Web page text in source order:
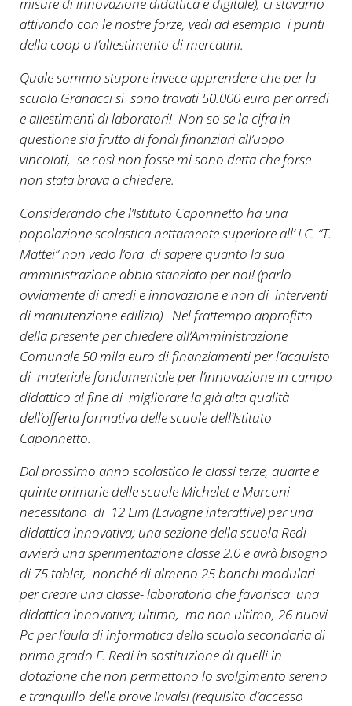
attivando con le nostre forze, vedi ad esempio i punti
della coop o l’allestimento di mercatini.
Quale sommo stupore invece apprendere che per la
scuola Granacci si sono trovati 50.000 euro per arredi
e allestimenti di laboratori! Non so se la cifra in
questione sia frutto di fondi finanziari all’uopo
vincolati, se così non fosse mi sono detta che forse
non stata brava a chiedere.
Considerando che l’Istituto Caponnetto ha una
popolazione scolastica nettamente superiore all’ I.C. “T.
Mattei” non vedo l’ora di sapere quanto la sua
amministrazione abbia stanziato per noi! (parlo
ovviamente di arredi e innovazione e non di interventi
di manutenzione edilizia) Nel frattempo approfitto
della presente per chiedere all’Amministrazione
Comunale 50 mila euro di finanziamenti per l’acquisto
di materiale fondamentale per l’innovazione in campo
didattico al fine di migliorare la già alta qualità
dell’offerta formativa delle scuole dell’Istituto
Caponnetto.
Dal prossimo anno scolastico le classi terze, quarte e
quinte primarie delle scuole Michelet e Marconi
necessitano di 12 Lim (Lavagne interattive) per una
didattica innovativa; una sezione della scuola Redi
avvierà una sperimentazione classe 2.0 e avrà bisogno
di 75 tablet, nonché di almeno 25 banchi modulari
per creare una classe- laboratorio che favorisca una
didattica innovativa; ultimo, ma non ultimo, 26 nuovi
Pc per l’aula di informatica della scuola secondaria di
primo grado F. Redi in sostituzione di quelli in
dotazione che non permettono lo svolgimento sereno
e tranquillo delle prove Invalsi (requisito d’accesso